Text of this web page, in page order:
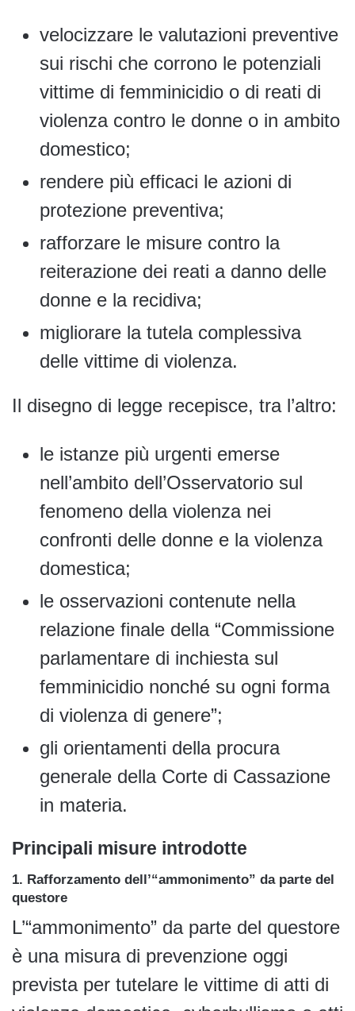
velocizzare le valutazioni preventive
sui rischi che corrono le potenziali
vittime di femminicidio o di reati di
violenza contro le donne o in ambito
domestico;
rendere più efficaci le azioni di
protezione preventiva;
rafforzare le misure contro la
reiterazione dei reati a danno delle
donne e la recidiva;
migliorare la tutela complessiva
delle vittime di violenza.
Il disegno di legge recepisce, tra l’altro:
le istanze più urgenti emerse
nell’ambito dell’Osservatorio sul
fenomeno della violenza nei
confronti delle donne e la violenza
domestica;
le osservazioni contenute nella
relazione finale della “Commissione
parlamentare di inchiesta sul
femminicidio nonché su ogni forma
di violenza di genere”;
gli orientamenti della procura
generale della Corte di Cassazione
in materia.
Principali misure introdotte
1. Rafforzamento dell’“ammonimento” da parte del
questore
L’“ammonimento” da parte del questore
è una misura di prevenzione oggi
prevista per tutelare le vittime di atti di